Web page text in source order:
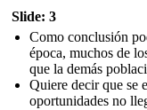
Slide: 3
Como conclusión
época, muchos de
que la demás
Quiere decir que se
oportunidades no